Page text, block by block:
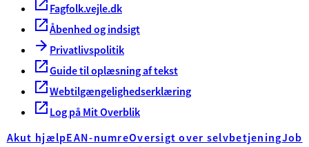
Fagfolk.vejle.dk
Åbenhed og indsigt
Privatlivspolitik
Guide til oplæsning af tekst
Webtilgængelighedserklæring
Log på Mit Overblik
Akut hjælpEAN-numreOversigt over selvbetjeningJob